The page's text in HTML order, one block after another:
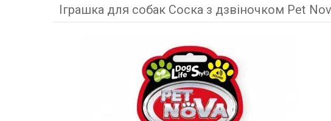
Іграшка для собак Соска з дзвіночком Pet